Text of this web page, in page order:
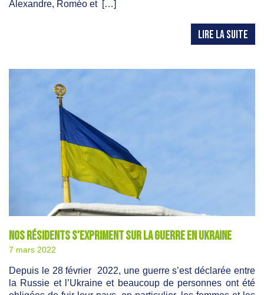
Alexandre, Roméo et […]
LIRE LA SUITE
Nos résidents s’expriment sur la guerre en Ukraine
7 mars 2022
Depuis le 28 février 2022, une guerre s’est déclarée entre
la Russie et l’Ukraine et beaucoup de personnes ont été